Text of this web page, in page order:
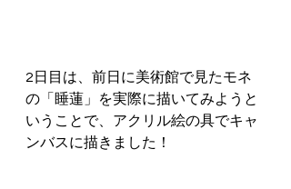
2日目は、前日に美術館で見たモネ
の「睡蓮」を実際に描いてみようと
いうことで、アクリル絵の具でキャ
ンバスに描きました！